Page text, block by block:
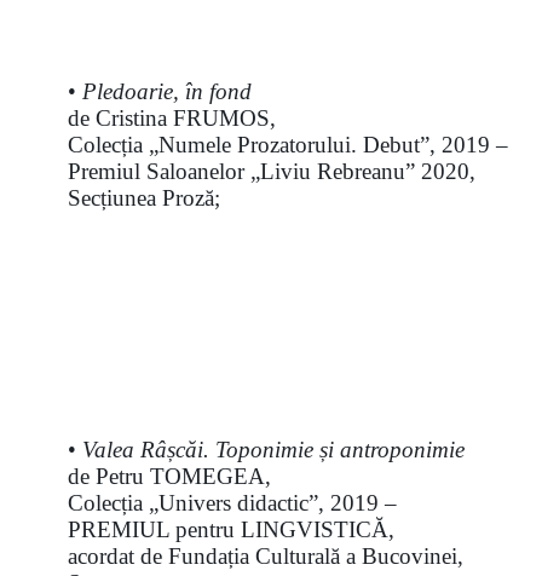
• Pledoarie, în fond
de Cristina FRUMOS,
Colecția „Numele Prozatorului. Debut”, 2019 –
Premiul Saloanelor „Liviu Rebreanu” 2020,
Secțiunea Proză;
• Valea Râșcăi. Toponimie și antroponimie
de Petru TOMEGEA,
Colecția „Univers didactic”, 2019 –
PREMIUL pentru LINGVISTICĂ,
acordat de Fundația Culturală a Bucovinei,